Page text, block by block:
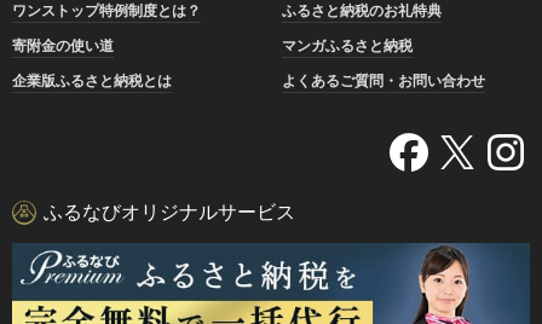
ワンストップ特例制度とは？
ふるさと納税のお礼特典
寄附金の使い道
マンガふるさと納税
企業版ふるさと納税とは
よくあるご質問・お問い合わせ
ふるなびオリジナルサービス